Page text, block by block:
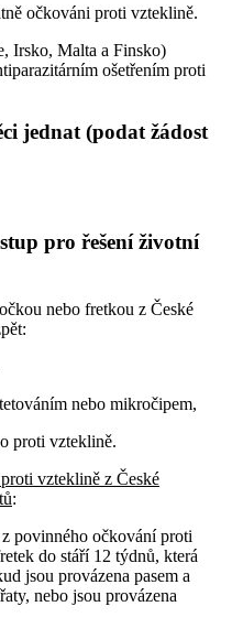
očkováni proti vzteklině.
Irsko, Malta a Finsko)
ošetřením proti
jednat (podat žádost
pro řešení životní
nebo fretkou z České
nebo mikročipem,
proti vzteklině.
vzteklině z České
:
povinného očkování proti
do stáří 12 týdnů, která
jsou provázena pasem a
nebo jsou provázena